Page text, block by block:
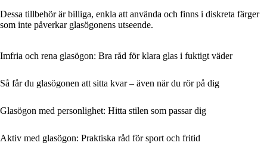
Dessa tillbehör är billiga, enkla att använda och finns i diskreta färger
som inte påverkar glasögonens utseende.
Imfria och rena glasögon: Bra råd för klara glas i fuktigt väder
Så får du glasögonen att sitta kvar – även när du rör på dig
Glasögon med personlighet: Hitta stilen som passar dig
Aktiv med glasögon: Praktiska råd för sport och fritid